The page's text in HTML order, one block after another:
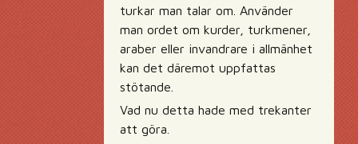
turkar man talar om. Använder
man ordet om kurder, turkmener,
araber eller invandrare i allmänhet
kan det däremot uppfattas
stötande.
Vad nu detta hade med trekanter
att göra.